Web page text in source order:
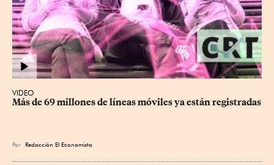
VIDEO
Más de 69 millones de líneas móviles ya están registradas
Por Redacción El Economista